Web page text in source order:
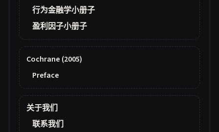
行为金融学小册子
盈利因子小册子
Cochrane (2005)
Preface
关于我们
联系我们